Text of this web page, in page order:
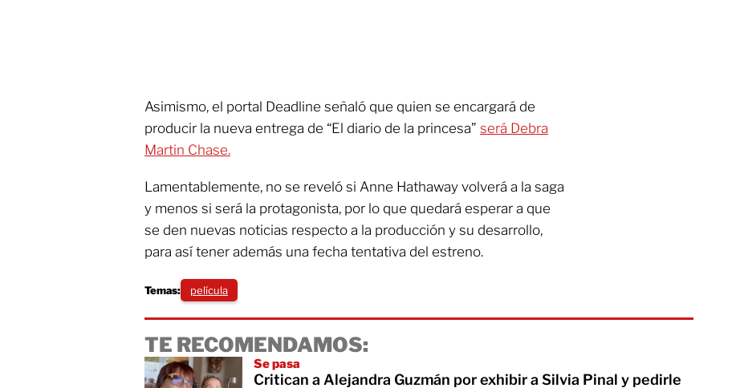
Asimismo, el portal Deadline señaló que quien se encargará de
producir la nueva entrega de “El diario de la princesa” será Debra
Martin Chase.
Lamentablemente, no se reveló si Anne Hathaway volverá a la saga
y menos si será la protagonista, por lo que quedará esperar a que
se den nuevas noticias respecto a la producción y su desarrollo,
para así tener además una fecha tentativa del estreno.
Temas: película
TE RECOMENDAMOS:
Se pasa
Critican a Alejandra Guzmán por exhibir a Silvia Pinal y pedirle